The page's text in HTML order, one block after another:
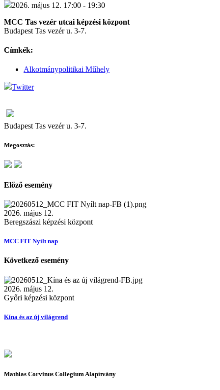
2026. május 12. 17:00 - 19:30
MCC Tas vezér utcai képzési központ
Budapest Tas vezér u. 3-7.
Címkék:
Alkotmánypolitikai Műhely
Twitter
Budapest Tas vezér u. 3-7.
Megosztás:
Előző esemény
2026. május 12.
Beregszászi képzési központ
MCC FIT Nyílt nap
Következő esemény
2026. május 12.
Győri képzési központ
Kína és az új világrend
Mathias Corvinus Collegium Alapítvány